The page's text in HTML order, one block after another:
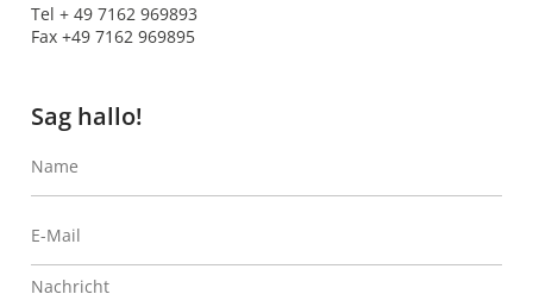
Tel + 49 7162 969893
Fax +49 7162 969895
Sag hallo!